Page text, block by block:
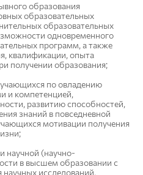
образования
образовательных
образовательных
одновременного
программ, а также
квалификации, опыта
получении образования;
по овладению
и компетенцией,
развитию способностей,
знаний в повседневной
мотивации получения
научной (научно-
в высшем образовании с
исследований,